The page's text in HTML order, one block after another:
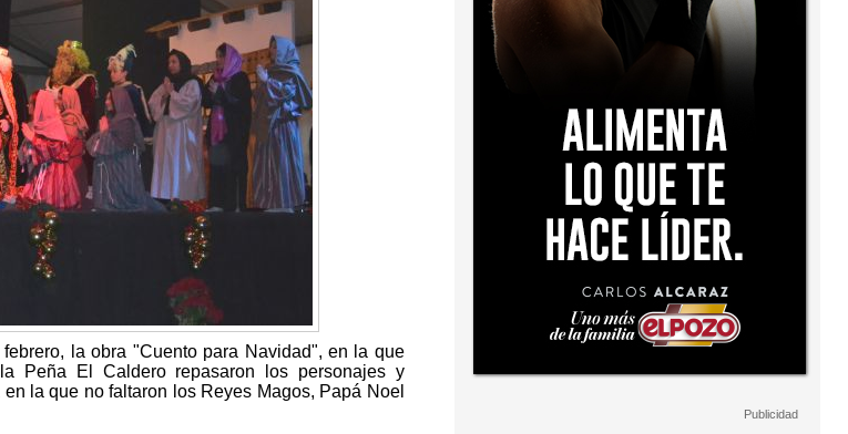
la obra "Cuento para Navidad", en la que
Peña El Caldero repasaron los personajes y
la que no faltaron los Reyes Magos, Papá Noel